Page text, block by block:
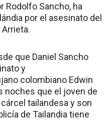
Rodolfo Sancho, ha
por el asesinato del
que Daniel Sancho
y
colombiano Edwin
noches que el joven de
tailandesa y son
de Tailandia tiene